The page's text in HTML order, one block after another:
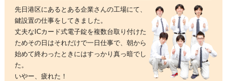
先日港区にあるとある企業さんの工場にて、
鍵設置の仕事をしてきました。
丈夫なICカード式電子錠を複数台取り付けた
ためその日はそれだけで一日仕事で、朝から
始めて終わったときにはすっかり真っ暗でし
た。
いやー、疲れた！